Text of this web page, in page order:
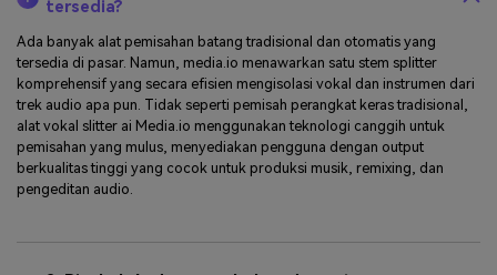
tersedia?
Ada banyak alat pemisahan batang tradisional dan otomatis yang
tersedia di pasar. Namun, media.io menawarkan satu stem splitter
komprehensif yang secara efisien mengisolasi vokal dan instrumen dari
trek audio apa pun. Tidak seperti pemisah perangkat keras tradisional,
alat vokal slitter ai Media.io menggunakan teknologi canggih untuk
pemisahan yang mulus, menyediakan pengguna dengan output
berkualitas tinggi yang cocok untuk produksi musik, remixing, dan
pengeditan audio.